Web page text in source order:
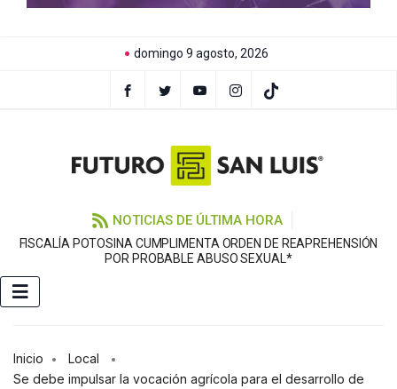
domingo 9 agosto, 2026
NOTICIAS DE ÚLTIMA HORA
FISCALÍA POTOSINA CUMPLIMENTA ORDEN DE REAPREHENSIÓN
POR PROBABLE ABUSO SEXUAL*
Inicio
Local
Se debe impulsar la vocación agrícola para el desarrollo de